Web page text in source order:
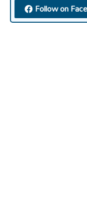
Follow on